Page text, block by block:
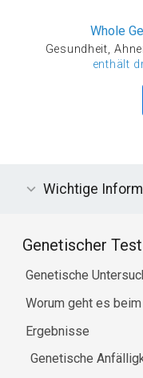
Whole
Gesundheit,
enthält
Wichtige
Genetischer
Genetische
Worum geht es
Ergebnisse
Genetische